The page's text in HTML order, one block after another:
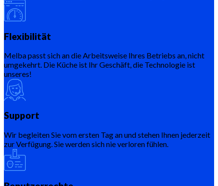
Flexibilität
Melba passt sich an die Arbeitsweise Ihres Betriebs an, nicht
umgekehrt. Die Küche ist Ihr Geschäft, die Technologie ist
unseres!
Support
Wir begleiten Sie vom ersten Tag an und stehen Ihnen jederzeit
zur Verfügung. Sie werden sich nie verloren fühlen.